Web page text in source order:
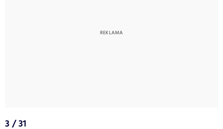
3 / 31